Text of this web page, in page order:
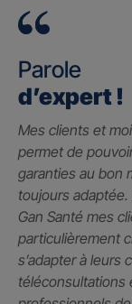
Parole
d’expert !
Mes clients et
permet de
garanties au bon
toujours
Gan Santé mes
particulièrement
s’adapter à
téléconsultations